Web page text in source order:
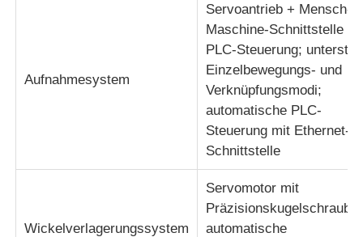
Aufnahmesystem
Servoantrieb + Mensch-
Maschine-Schnittstelle +
PLC-Steuerung;
Einzelbewegungs- und
Verknüpfungsmodi;
automatische PLC-
Steuerung mit Ethernet-
Schnittstelle
Wickelverlagerungssystem
Servomotor mit
automatische